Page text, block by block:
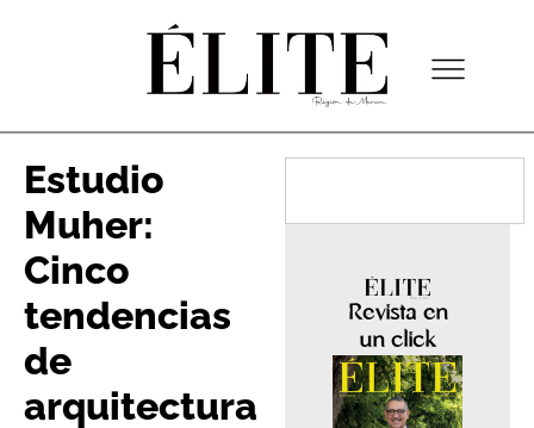
Estudio
Muher:
Cinco
tendencias
de
arquitectura
Revista en
un click